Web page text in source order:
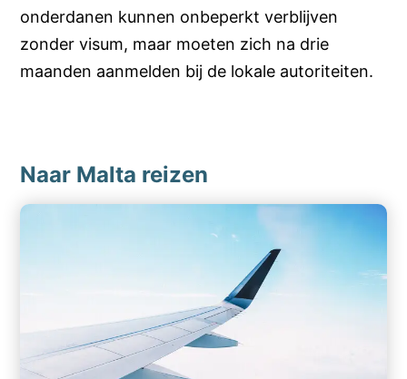
onderdanen kunnen onbeperkt verblijven
zonder visum, maar moeten zich na drie
maanden aanmelden bij de lokale autoriteiten.
Naar Malta reizen